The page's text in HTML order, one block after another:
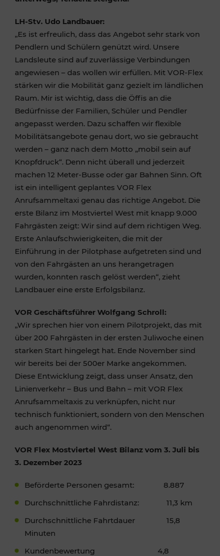
LH-Stv. Udo Landbauer:
„Es ist erfreulich, dass das Angebot sehr stark von
Pendlern und Schülern genützt wird. Unsere
Landsleute sind auf zuverlässige Verbindungen
angewiesen – das wollen wir erfüllen. Mit VOR-Flex
stärken wir die Mobilität ganz gezielt im ländlichen
Raum. Mir ist wichtig, dass die Öffis an die
Bedürfnisse der Familien, Schüler und Pendler
angepasst werden. Dazu schaffen wir flexible
Mobilitätsangebote genau dort, wo sie gebraucht
werden – ganz nach dem Motto „mobil sein auf
Knopfdruck“. Denn nicht überall und jederzeit
machen 12 Meter-Busse oder gar Bahnen Sinn. Oft
ist ein intelligent geplantes VOR Flex
Anrufsammeltaxi genau das richtige Angebot. Die
erste Bilanz im Mostviertel West mit knapp 9.000
Fahrgästen zeigt: Wir sind auf dem richtigen Weg.
Erste Anlaufschwierigkeiten, die mit der
Einführung in der Pilotphase aufgetreten sind und
von den Fahrgästen an uns herangetragen
wurden, konnten rasch gelöst werden“, zieht
Landbauer eine erste Erfolgsbilanz.
VOR Geschäftsführer Wolfgang Schroll:
„Wir sprechen hier von einem Pilotprojekt, das mit
über 200 Fahrgästen in der ersten Juliwoche einen
starken Start hingelegt hat. Ende November sind
wir bereits bei der 500er Marke angekommen.
Diese Entwicklung zeigt, dass unser Ansatz, den
Linienverkehr – Bus und Bahn – mit VOR Flex
Anrufsammeltaxis zu verknüpfen, nicht nur
technisch funktioniert, sondern von den Menschen
auch angenommen wird“.
VOR Flex Mostviertel West Bilanz vom 3. Juli bis
3. Dezember 2023
Beförderte Personen gesamt: 8.887
Durchschnittliche Fahrdistanz: 11,3 km
Durchschnittliche Fahrtdauer 15,8
Minuten
Kundenbewertung 4,8